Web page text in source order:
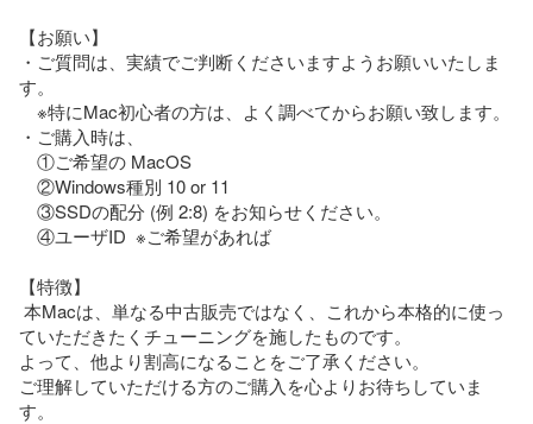
【お願い】
・ご質問は、実績でご判断くださいますようお願いいたしま
す。
※特にMac初心者の方は、よく調べてからお願い致します。
・ご購入時は、
①ご希望の MacOS
②Windows種別 10 or 11
③SSDの配分 (例 2:8) をお知らせください。
④ユーザID  ※ご希望があれば
【特徴】
ていただきたくチューニングを施したものです。
よって、他より割高になることをご了承ください。
ご理解していただける方のご購入を心よりお待ちしていま
す。